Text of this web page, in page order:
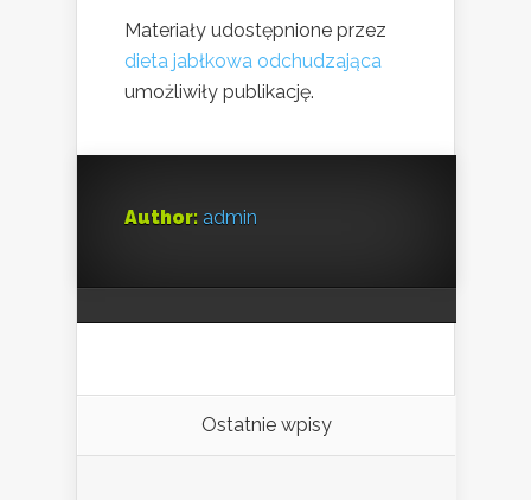
Materiały udostępnione przez
dieta jabłkowa odchudzająca
umożliwiły publikację.
Author: admin
Ostatnie wpisy